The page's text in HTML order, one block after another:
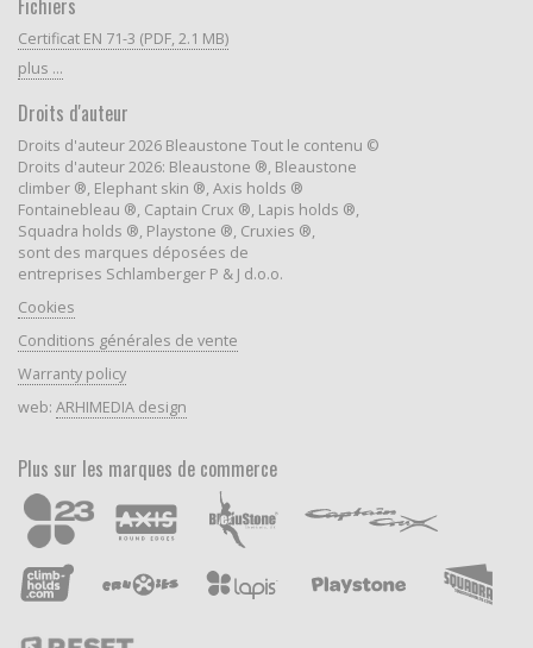
Fichiers
Certificat EN 71-3 (PDF, 2.1 MB)
plus ...
Droits d'auteur
Droits d'auteur 2026 Bleaustone Tout le contenu ©
Droits d'auteur 2026: Bleaustone ®, Bleaustone
climber ®, Elephant skin ®, Axis holds ®
Fontainebleau ®, Captain Crux ®, Lapis holds ®,
Squadra holds ®, Playstone ®, Cruxies ®,
sont des marques déposées de
entreprises Schlamberger P & J d.o.o.
Cookies
Conditions générales de vente
Warranty policy
web: ARHIMEDIA design
Plus sur les marques de commerce